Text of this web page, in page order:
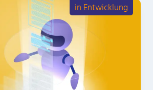
in Entwicklung